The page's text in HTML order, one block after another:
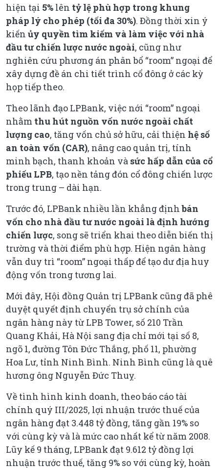
hiện tại 5% lên tỷ lệ phù hợp trong khung
pháp lý cho phép (tối đa 30%). Đồng thời xin ý
kiến ủy quyền tìm kiếm và làm việc với nhà
đầu tư chiến lược nước ngoài, cũng như
nghiên cứu phương án phân bổ “room” ngoại để
xây dựng đề án chi tiết trình cổ đông ở các kỳ
họp tiếp theo.
Theo lãnh đạo LPBank, việc nới “room” ngoại
nhằm thu hút nguồn vốn nước ngoài chất
lượng cao, tăng vốn chủ sở hữu, cải thiện hệ số
an toàn vốn (CAR), nâng cao quản trị, tính
minh bạch, thanh khoản và sức hấp dẫn của cổ
phiếu LPB, tạo nền tảng đón cổ đông chiến lược
trong trung – dài hạn.
Trước đó, LPBank nhiều lần khẳng địnhbán
vốn cho nhà đầu tư nước ngoài là định hướng
chiến lược, song sẽ triển khai theo diễn biến thị
trường và thời điểm phù hợp. Hiện ngân hàng
vẫn duy trì “room” ngoại thấp để tạo dư địa huy
động vốn trong tương lai.
Mới đây, Hội đồng Quản trị LPBank cũng đã phê
duyệt quyết định chuyển trụ sở chính của
ngân hàng này từ LPB Tower, số 210 Trần
Quang Khải, Hà Nội sang địa chỉ mới tại số 8,
ngõ 1, đường Tôn Đức Thắng, phố 11, phường
Hoa Lư, tỉnh Ninh Bình. Ninh Bình cũng là quê
hương ông Nguyễn Đức Thuỵ.
Về tình hình kinh doanh, theo báo cáo tài
chính quý III/2025, lợi nhuận trước thuế của
ngân hàng đạt 3.448 tỷ đồng, tăng gần 19% so
với cùng kỳ và là mức cao nhất kể từ năm 2008.
Lũy kế 9 tháng, LPBank đạt 9.612 tỷ đồng lợi
nhuận trước thuế, tăng 9% so với cùng kỳ, hoàn